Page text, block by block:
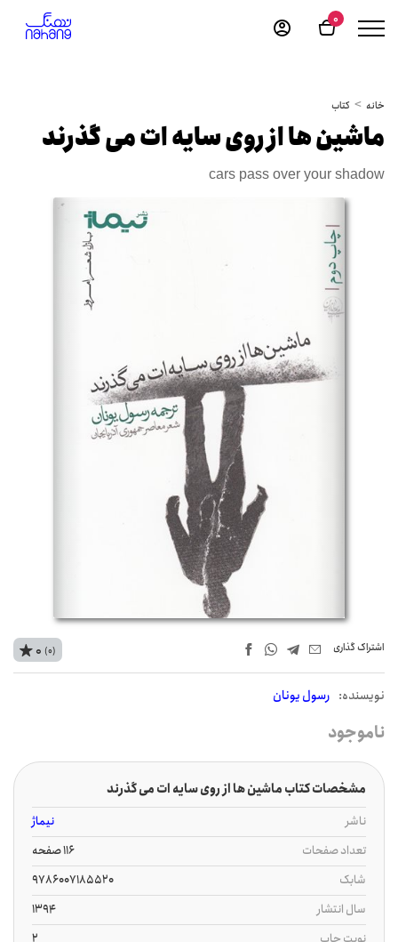
0
خانه کتاب
ماشین ها از روی سایه ات می گذرند
cars pass over your shadow
اشتراک‌ گذاری
نويسنده: رسول یونان
0 (0)
ناموجود
مشخصات کتاب ماشین ها از روی سایه ات می گذرند
ناشر
نیماژ
تعداد صفحات
116 صفحه
شابک
9786007185520
سال انتشار
1394